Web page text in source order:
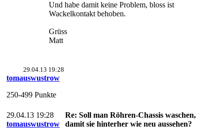
Und habe damit keine Problem, bloss ist
Wackelkontakt behoben.
Grüss
Matt
29.04.13 19:28
tomauswustrow
250-499 Punkte
29.04.13 19:28
tomauswustrow
Re: Soll man Röhren-Chassis waschen,
damit sie hinterher wie neu aussehen?